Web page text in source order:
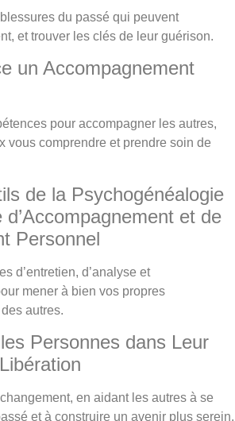
du passé qui peuvent
et trouver les clés de leur guérison.
un Accompagnement
pour accompagner les autres,
vous comprendre et prendre soin de
de la Psychogénéalogie
et de
Personnel
d’entretien, d’analyse et
mener à bien vos propres
autres.
Personnes dans Leur
en aidant les autres à se
et à construire un avenir plus serein.